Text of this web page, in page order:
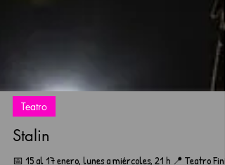
Teatro